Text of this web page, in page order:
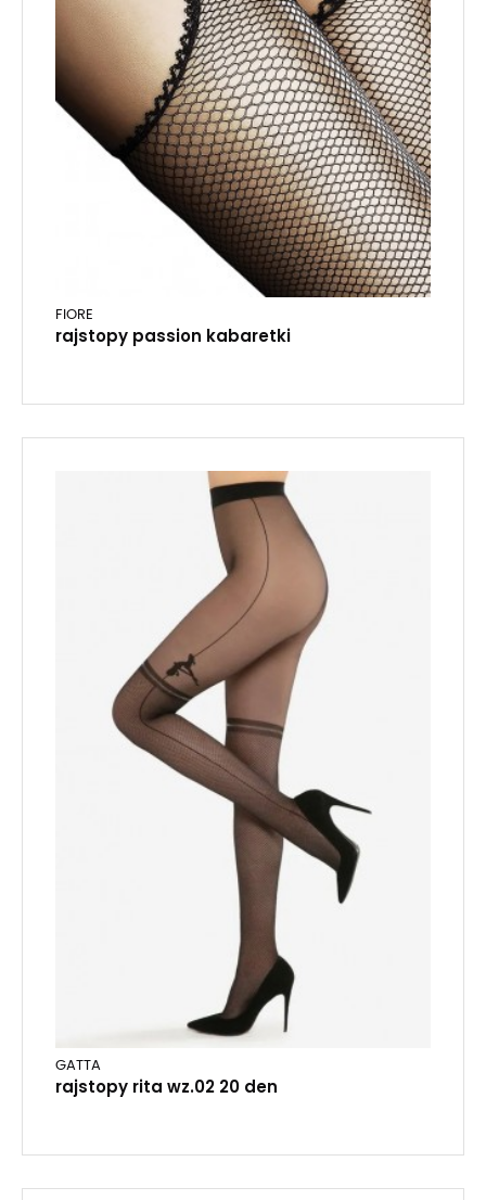
FIORE
rajstopy passion kabaretki
GATTA
rajstopy rita wz.02 20 den